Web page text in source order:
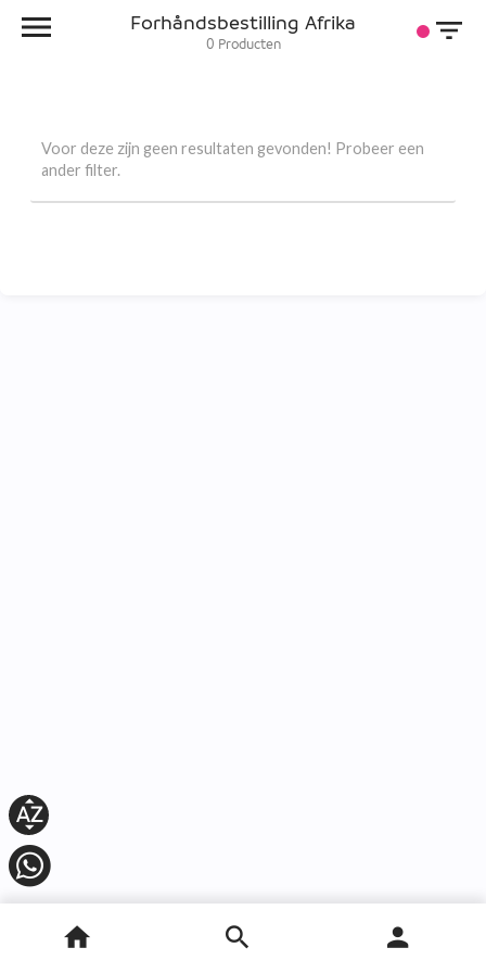
Forhåndsbestilling Afrika
0 Producten
Voor deze zijn geen resultaten gevonden! Probeer een
ander filter.